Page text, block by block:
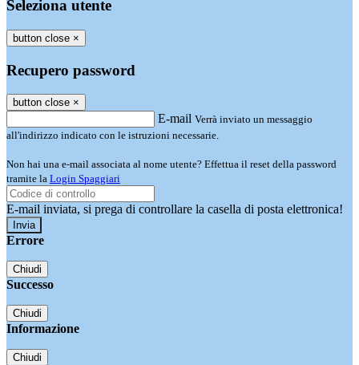
Seleziona utente
button close ×
Recupero password
button close ×
E-mail Verrà inviato un messaggio
all'indirizzo indicato con le istruzioni necessarie.
Non hai una e-mail associata al nome utente? Effettua il reset della password
tramite la Login Spaggiari
E-mail inviata, si prega di controllare la casella di posta elettronica!
Errore
Chiudi
Successo
Chiudi
Informazione
Chiudi